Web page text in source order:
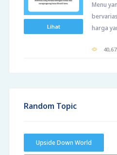
Lihat
Menu
harga
Random Topic
Upside Down World